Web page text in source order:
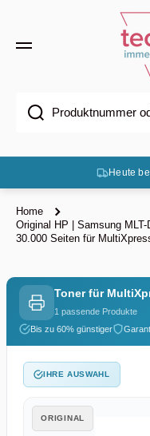
Direkt zum Inhalt
Produktnummer
Heute
Home
Original HP | Samsung
30.000 Seiten für
Toner für
1 passende Produkte
Bis zu 60% günstiger
IHRE AUSWAHL
ORIGINAL